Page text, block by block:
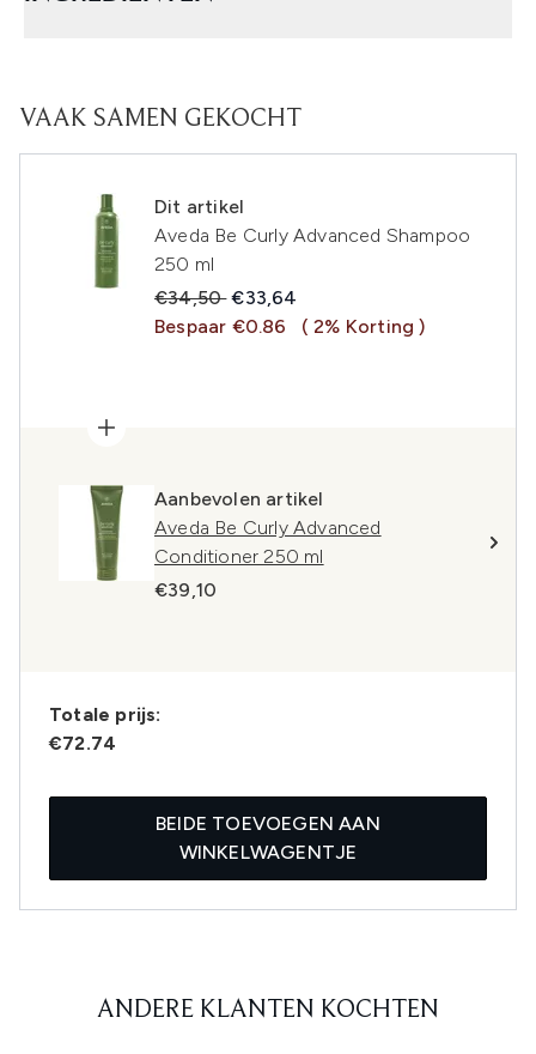
VAAK SAMEN GEKOCHT
Dit artikel
Aveda Be Curly Advanced Shampoo
250 ml
Recommended Retail Price:
€34,50Huidige prijs:
€33,64
Bespaar €0.86
( 2% Korting )
Aanbevolen artikel
Aveda Be Curly Advanced
Conditioner 250 ml
€39,10
Totale prijs:
€72.74
BEIDE TOEVOEGEN AAN
WINKELWAGENTJE
ANDERE KLANTEN KOCHTEN